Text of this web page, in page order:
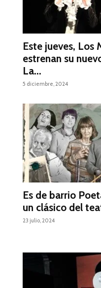
Este jueves, Los
estrenan su
La...
5 diciembre, 2024
Es de barrio
un clásico del
23 julio, 2024